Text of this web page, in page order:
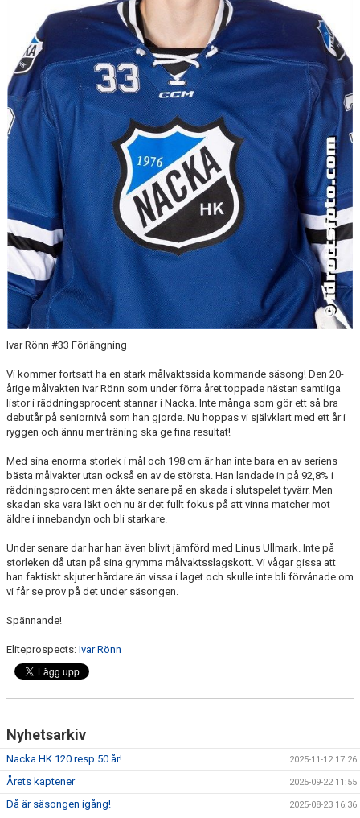
MATCHER
HOCKEYTVÅAN ÖSTRA
Ivar Rönn #33 Förlängning
Vi kommer fortsatt ha en stark målvaktssida kommande säsong! Den 20-
årige målvakten Ivar Rönn som under förra året toppade nästan samtliga
listor i räddningsprocent stannar i Nacka. Inte många som gör ett så bra
debutår på seniornivå som han gjorde. Nu hoppas vi självklart med ett år i
ryggen och ännu mer träning ska ge fina resultat!
Med sina enorma storlek i mål och 198 cm är han inte bara en av seriens
bästa målvakter utan också en av de största. Han landade in på 92,8% i
räddningsprocent men åkte senare på en skada i slutspelet tyvärr. Men
skadan ska vara läkt och nu är det fullt fokus på att vinna matcher mot
äldre i innebandyn och bli starkare.
Under senare dar har han även blivit jämförd med Linus Ullmark. Inte på
storleken då utan på sina grymma målvaktsslagskott. Vi vågar gissa att
han faktiskt skjuter hårdare än vissa i laget och skulle inte bli förvånade om
vi får se prov på det under säsongen.
Spännande!
Eliteprospects: Ivar Rönn
Nyhetsarkiv
Nacka HK 120 resp 50 år! 2025-11-12 17:26
Årets kaptener 2025-09-22 11:55
Då är säsongen igång! 2025-08-23 16:36